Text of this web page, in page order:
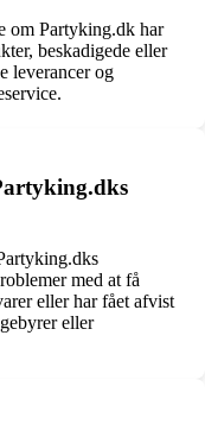
om Partyking.dk har
beskadigede eller
leverancer og
med at få
eller har fået afvist
eller